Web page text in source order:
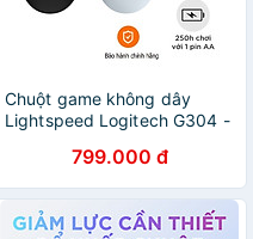
Chuột game không dây
Lightspeed Logitech G304 -
799.000 đ